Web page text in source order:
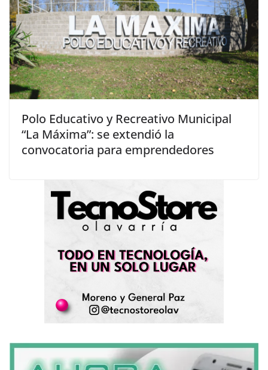
Polo Educativo y Recreativo Municipal
“La Máxima”: se extendió la
convocatoria para emprendedores